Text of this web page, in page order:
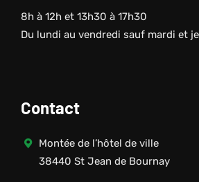
8h à 12h et 13h30 à 17h30
Du lundi au vendredi sauf mardi et
Contact
Montée de l’hôtel de ville
38440 St Jean de Bournay